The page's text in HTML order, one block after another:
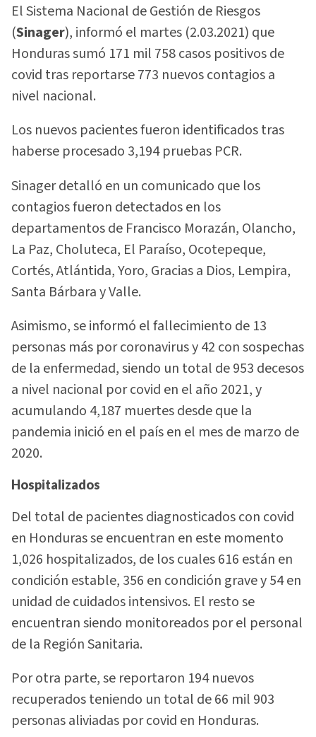
El Sistema Nacional de Gestión de Riesgos
(Sinager), informó el martes (2.03.2021) que
Honduras sumó 171 mil 758 casos positivos de
covid tras reportarse 773 nuevos contagios a
nivel nacional.
Los nuevos pacientes fueron identificados tras
haberse procesado 3,194 pruebas PCR.
Sinager detalló en un comunicado que los
contagios fueron detectados en los
departamentos de Francisco Morazán, Olancho,
La Paz, Choluteca, El Paraíso, Ocotepeque,
Cortés, Atlántida, Yoro, Gracias a Dios, Lempira,
Santa Bárbara y Valle.
Asimismo, se informó el fallecimiento de 13
personas más por coronavirus y 42 con sospechas
de la enfermedad, siendo un total de 953 decesos
a nivel nacional por covid en el año 2021, y
acumulando 4,187 muertes desde que la
pandemia inició en el país en el mes de marzo de
2020.
Hospitalizados
Del total de pacientes diagnosticados con covid
en Honduras se encuentran en este momento
1,026 hospitalizados, de los cuales 616 están en
condición estable, 356 en condición grave y 54 en
unidad de cuidados intensivos. El resto se
encuentran siendo monitoreados por el personal
de la Región Sanitaria.
Por otra parte, se reportaron 194 nuevos
recuperados teniendo un total de 66 mil 903
personas aliviadas por covid en Honduras.